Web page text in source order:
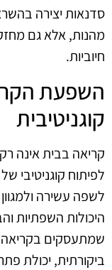
סדנאות יצירה
מהנות, אלא גם
חיוביות.
השפעת
קוגניטיבית
קריאה בבית אינה
לפיתוח קוגניטיבי
לשפה עשירה
היכולות השפתיות
שמתעסקים בקריאה
ביקורתית, יכולת